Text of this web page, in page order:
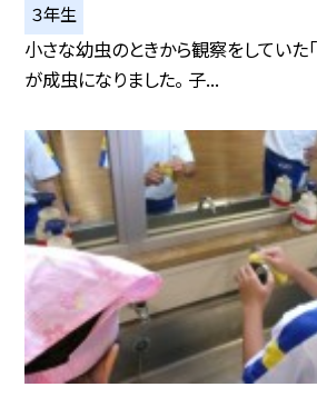
３年生
小さな幼虫のときから観察をしていた「
が成虫になりました。 子...